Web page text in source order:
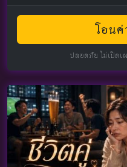
โอนค่
ปลอดภัย ไม่เปิดเ